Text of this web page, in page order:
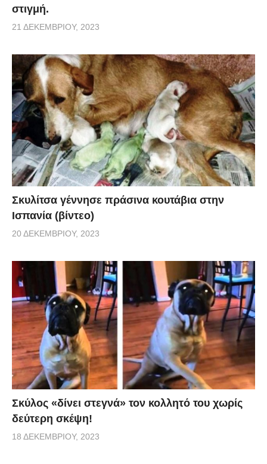
στιγμή.
21 ΔΕΚΕΜΒΡΊΟΥ, 2023
Σκυλίτσα γέννησε πράσινα κουτάβια στην
Ισπανία (βίντεο)
20 ΔΕΚΕΜΒΡΊΟΥ, 2023
Σκύλος «δίνει στεγνά» τον κολλητό του χωρίς
δεύτερη σκέψη!
18 ΔΕΚΕΜΒΡΊΟΥ, 2023